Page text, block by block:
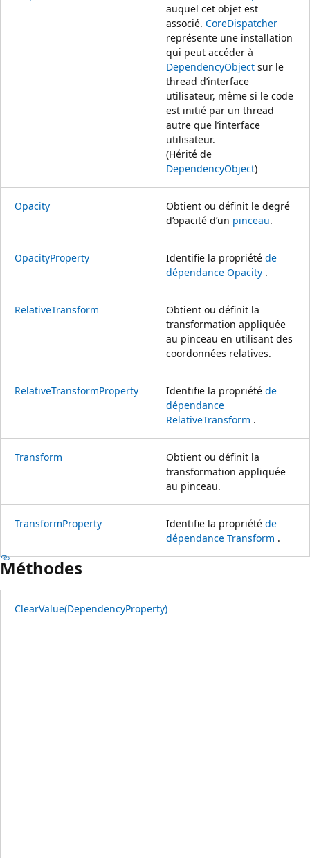
auquel cet objet est
associé. CoreDispatcher
représente une installation
qui peut accéder à
DependencyObject sur le
thread d’interface
utilisateur, même si le code
est initié par un thread
autre que l’interface
utilisateur.
(Hérité de
DependencyObject)
Opacity
Obtient ou définit le degré
d’opacité d’un pinceau.
OpacityProperty Identifie la propriété de
dépendance Opacity .
RelativeTransform
Obtient ou définit la
transformation appliquée
au pinceau en utilisant des
coordonnées relatives.
RelativeTransformProperty Identifie la propriété de
dépendance
RelativeTransform .
Transform
Obtient ou définit la
transformation appliquée
au pinceau.
TransformProperty Identifie la propriété de
dépendance Transform .
Méthodes
ClearValue(DependencyProperty)